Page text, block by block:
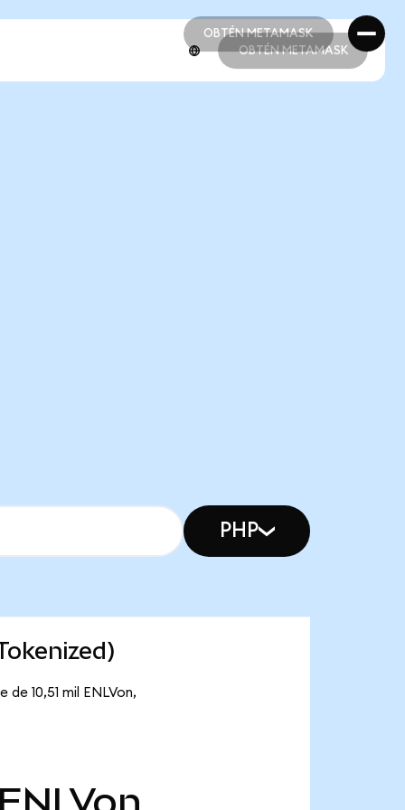
OBTÉN METAMASK
OBTÉN METAMASK
OBTÉN METAMASK
PHP
10,51 mil ENLVon,